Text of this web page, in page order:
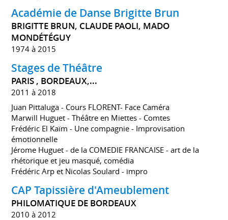
Académie de Danse Brigitte Brun
BRIGITTE BRUN, CLAUDE PAOLI, MADO
MONDÉTÉGUY
1974 à 2015
Stages de Théâtre
PARIS , BORDEAUX,...
2011 à 2018
Juan Pittaluga - Cours FLORENT- Face Caméra
Marwill Huguet - Théâtre en Miettes - Comtes
Frédéric El Kaïm - Une compagnie - Improvisation
émotionnelle
Jérome Huguet - de la COMEDIE FRANCAISE - art de la
rhétorique et jeu masqué, comédia
Frédéric Arp et Nicolas Soulard - impro
CAP Tapissière d'Ameublement
PHILOMATIQUE DE BORDEAUX
2010 à 2012